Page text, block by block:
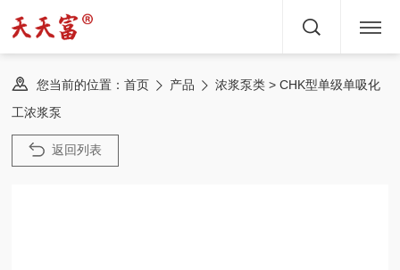
首页
您当前的位置：首页 产品 浓浆泵类 > CHK型单级单吸化
工浓浆泵
返回列表